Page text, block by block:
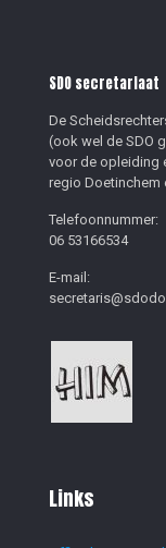
SDO secretariaat
De
(ook wel de SDO
voor de opleiding
regio Doetinchem
Telefoonnummer:
06 53166534
E-mail:
Links